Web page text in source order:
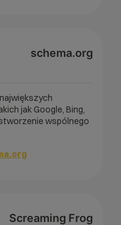
schema.org
jak Google, Bing,
wspólnego
Screaming Frog